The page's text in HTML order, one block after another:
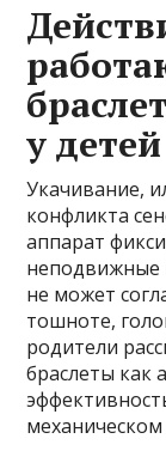
у
Укачивание,
конфликта
аппарат
неподвижные
не может
тошноте,
родители
браслеты как